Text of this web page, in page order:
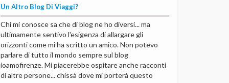
Un Altro Blog Di Viaggi?
Chi mi conosce sa che di blog ne ho diversi... ma
ultimamente sentivo l'esigenza di allargare gli
orizzonti come mi ha scritto un amico. Non potevo
parlare di tutto il mondo sempre sul blog
ioamofirenze. Mi piacerebbe ospitare anche racconti
di altre persone... chissà dove mi porterà questo